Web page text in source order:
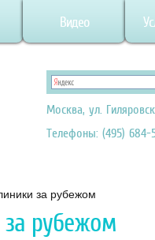
Видео
Москва, ул.
Телефоны: (495) 684-
за рубежом
рубежом